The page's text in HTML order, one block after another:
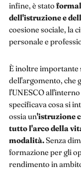
infine, è stato
dell'istruzione e
coesione sociale, la
personale e
È inoltre importante
dell'argomento, che
l'UNESCO
specificava cosa si
ossia un'istruzione
tutto l'arco della
modalità.Senza
formazione per gli
rendimento in